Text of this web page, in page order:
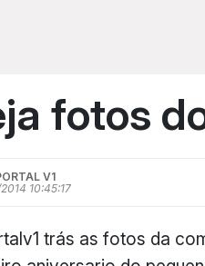
fotos
V1
10:45:17
trás as fotos da